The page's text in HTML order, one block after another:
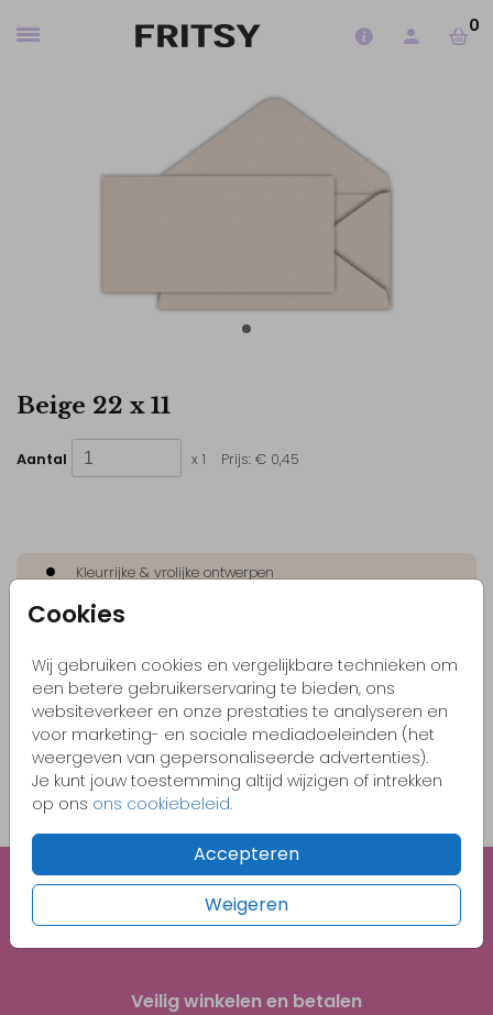
0
Cookies
Wij gebruiken cookies en vergelijkbare technieken om
een betere gebruikerservaring te bieden, ons
websiteverkeer en onze prestaties te analyseren en
voor marketing- en sociale mediadoeleinden (het
weergeven van gepersonaliseerde advertenties).
Je kunt jouw toestemming altijd wijzigen of intrekken
op ons ons cookiebeleid.
Accepteren
Weigeren
Beige 22 x 11
Aantal x 1 Prijs: € 0,45
Kleurrijke & vrolijke ontwerpen
Originele kaartjes
Bestel gemakkelijk een proefdruk vanaf €1,-
OMSCHRIJVING
beige 22 x 11
Prijs:€ 0,45 per 1
Unieke illustraties
Veilig winkelen en betalen